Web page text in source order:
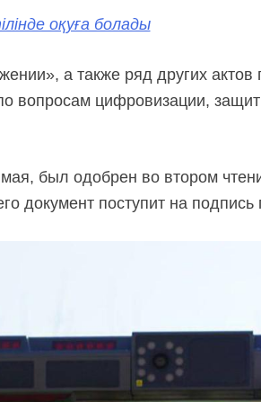
оқуға болады
а также ряд других актов
вопросам цифровизации,
мая, был одобрен во втором
документ поступит на подпись